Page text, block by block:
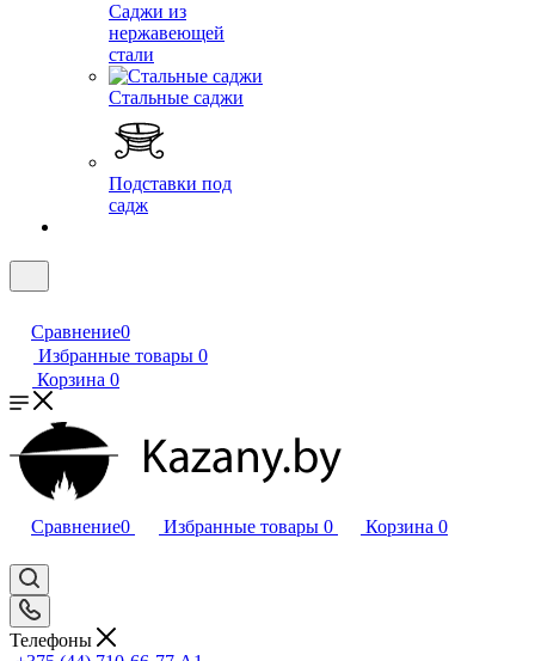
Саджи из
нержавеющей
стали
Стальные саджи
Подставки под
садж
Сравнение0
Избранные товары 0
Корзина 0
Сравнение0 Избранные товары 0 Корзина 0
Телефоны